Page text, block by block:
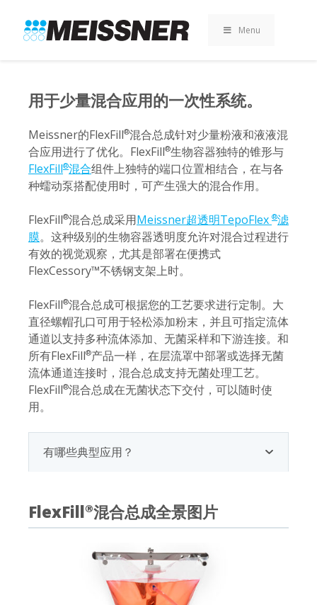
search
footer
Menu
用于少量混合应用的一次性系统。
Meissner的FlexFill®混合总成针对少量粉液和液液混
合应用进行了优化。FlexFill®生物容器独特的锥形与
FlexFill®混合组件上独特的端口位置相结合，在与各
种蠕动泵搭配使用时，可产生强大的混合作用。
FlexFill®混合总成采用Meissner超透明TepoFlex ®滤
膜。这种级别的生物容器透明度允许对混合过程进行
有效的视觉观察，尤其是部署在便携式
FlexCessory™不锈钢支架上时。
FlexFill®混合总成可根据您的工艺要求进行定制。大
直径螺帽孔口可用于轻松添加粉末，并且可指定流体
通道以支持多种流体添加、无菌采样和下游连接。和
所有FlexFill®产品一样，在层流罩中部署或选择无菌
流体通道连接时，混合总成支持无菌处理工艺。
FlexFill®混合总成在无菌状态下交付，可以随时使
用。
有哪些典型应用？
FlexFill®混合总成全景图片